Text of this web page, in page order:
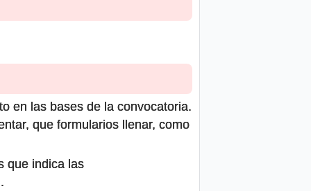
en las bases de la convocatoria.
que formularios llenar, como
que indica las